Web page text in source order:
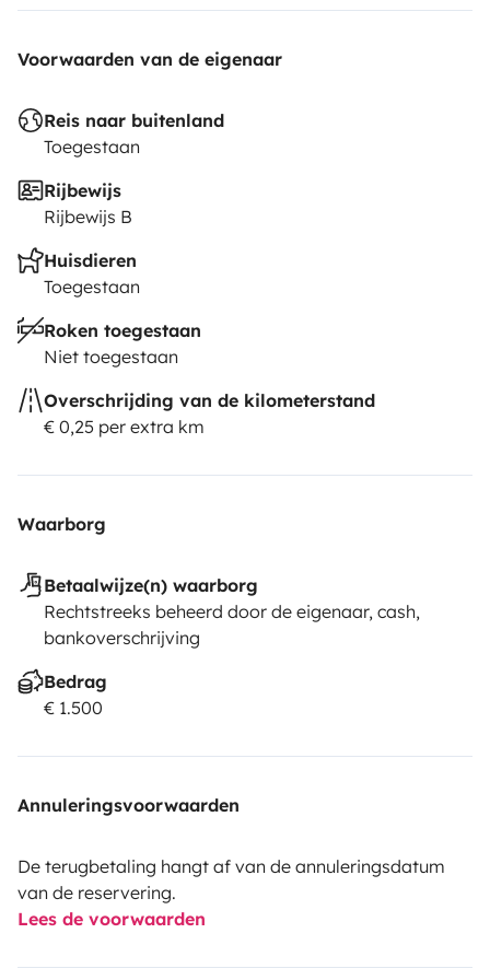
Voorwaarden van de eigenaar
Reis naar buitenland
Toegestaan
Rijbewijs
Rijbewijs B
Huisdieren
Toegestaan
Roken toegestaan
Niet toegestaan
Overschrijding van de kilometerstand
€ 0,25 per extra km
Waarborg
Betaalwijze(n) waarborg
Rechtstreeks beheerd door de eigenaar, cash,
bankoverschrijving
Bedrag
€ 1.500
Annuleringsvoorwaarden
De terugbetaling hangt af van de annuleringsdatum
van de reservering.
Lees de voorwaarden